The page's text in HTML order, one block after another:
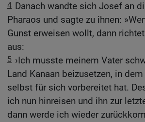
4 Danach wandte sich Josef an
Pharaos und sagte zu ihnen:
Gunst erweisen wollt, dann
aus:
5 ›Ich musste meinem Vater
Land Kanaan beizusetzen, in
selbst für sich vorbereitet hat.
ich nun hinreisen und ihn zur
dann werde ich wieder